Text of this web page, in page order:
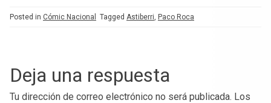
Posted in Cómic Nacional Tagged Astiberri Paco Roca
Deja una respuesta
Tu dirección de correo electrónico no será publicada. Los